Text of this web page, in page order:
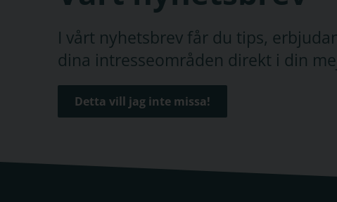
I vårt nyhetsbrev får du tips,
dina intresseområden direkt i din
Detta vill jag inte missa!